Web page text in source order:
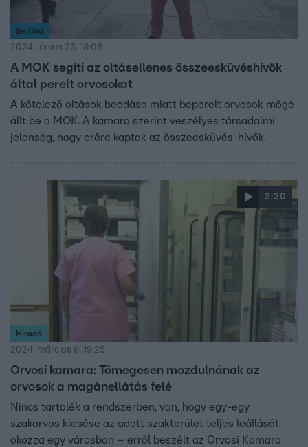
Belföld
2024. június 26. 18:08
A MOK segíti az oltásellenes összeesküvéshívők
által perelt orvosokat
A kötelező oltások beadása miatt beperelt orvosok mögé
állt be a MOK. A kamara szerint veszélyes társadalmi
jelenség, hogy erőre kaptak az összeesküvés-hívők.
2:20
Híradó
2024. március 6. 19:25
Orvosi kamara: Tömegesen mozdulnának az
orvosok a magánellátás felé
Nincs tartalék a rendszerben, van, hogy egy-egy
szakorvos kiesése az adott szakterület teljes leállását
okozza egy városban – erről beszélt az Orvosi Kamara